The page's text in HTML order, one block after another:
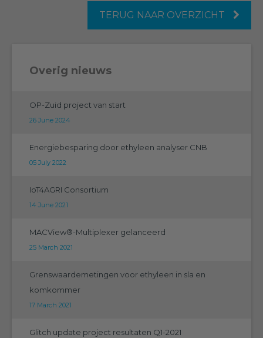
TERUG NAAR OVERZICHT
Overig nieuws
OP-Zuid project van start
26 June 2024
Energiebesparing door ethyleen analyser CNB
05 July 2022
IoT4AGRI Consortium
14 June 2021
MACView®-Multiplexer gelanceerd
25 March 2021
Grenswaardemetingen voor ethyleen in sla en
komkommer
17 March 2021
Glitch update project resultaten Q1-2021